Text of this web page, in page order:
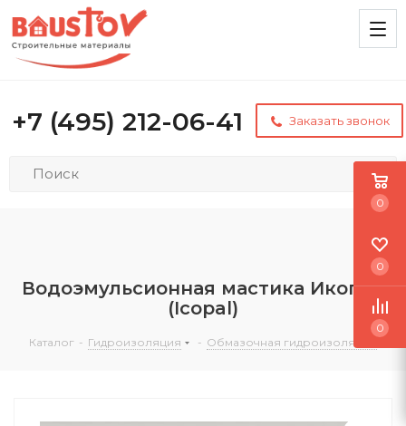
+7 (495) 212-06-41 Заказать звонок
Водоэмульсионная мастика Икопал
(Icopal)
Каталог - Гидроизоляция - Обмазочная гидроизоляция
0
0
0